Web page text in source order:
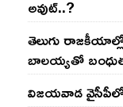
అవుట్‌..?
తెలుగు
బాల‌య్యతో
విజ‌య‌వాడ వైసీపీలో